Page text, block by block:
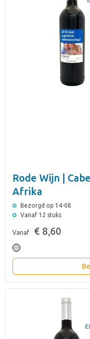
Rode Wijn |
Afrika
Bezorgd op 14-08
Vanaf 12 stuks
Vanaf € 8,60